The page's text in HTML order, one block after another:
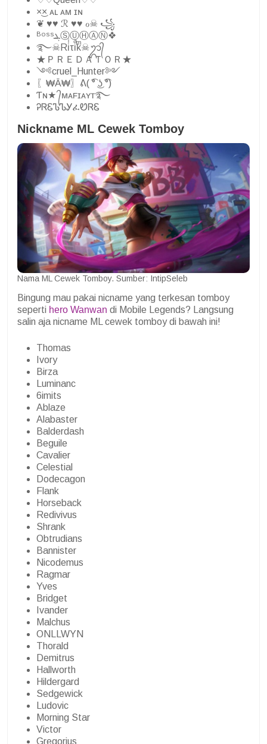
×͜× ᴀʟ ᴀᴍ ɪɴ
❦︎ ♥︎♥︎ ℛ ♥︎♥︎ ℴ☠︎︎ ꧁
ᴮᵒˢˢܔⓈⓊⒽⒶⓃ❖
࿐☠Riͥτiͣkͫ☠ᬊ᭄
★ＰＲＥＤＡＴＯＲ★
༺cruel_Hunter༻
〖₩Ā₩〗ᕕ( ͡° ͜ʖ ͡°)
Ƭɴ★ ᭄ᴍᴀꜰɪᴀʏᴛ࿐
ᎮᏒᏋᏖᏖᎩፈᏬᏒᏋ
Nickname ML Cewek Tomboy
Nama ML Cewek Tomboy. Sumber: IntipSeleb
Bingung mau pakai nicname yang terkesan tomboy
seperti hero Wanwan di Mobile Legends? Langsung
salin aja nicname ML cewek tomboy di bawah ini!
Thomas
Ivory
Birza
Luminanc
6imits
Ablaze
Alabaster
Balderdash
Beguile
Cavalier
Celestial
Dodecagon
Flank
Horseback
Redivivus
Shrank
Obtrudians
Bannister
Nicodemus
Ragmar
Yves
Bridget
Ivander
Malchus
ONLLWYN
Thorald
Demitrus
Hallworth
Hildergard
Sedgewick
Ludovic
Morning Star
Victor
Gregorius